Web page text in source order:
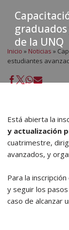
de la UNQ
Inicio » Noticias »
estudiantes
Está abierta la
y actualización
cuatrimestre,
avanzados, y
Para la
y seguir los
caso de alcanzar